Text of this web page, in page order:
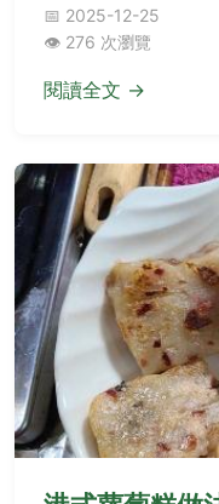
者，都能從中找到
石的能量。
📅 2025-12-25
👁️ 276 次瀏覽
閱讀全文 →